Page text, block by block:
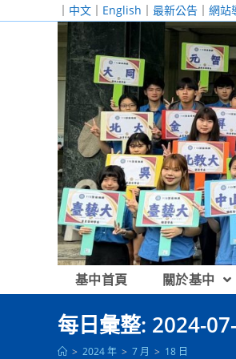
｜ 中文 ｜ English ｜ 最新公告 ｜ 網站
基中首頁 關於基中
每日彙整: 2024-
> 2024 年 > 7 月 > 18 日